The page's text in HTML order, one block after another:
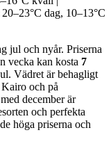
20–23°C dag, 10–13°C
jul och nyår. Priserna
vecka kan kosta 7
Vädret är behagligt
och på
december är
och perfekta
höga priserna och